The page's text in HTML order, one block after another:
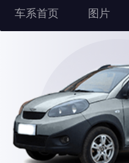
车系首页 图片